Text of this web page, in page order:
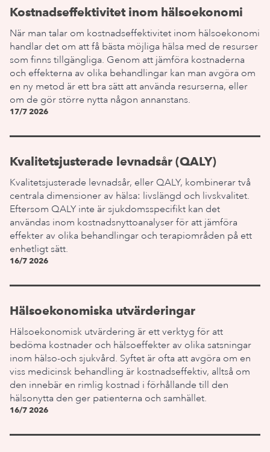
Kostnadseffektivitet inom hälsoekonomi
När man talar om kostnadseffektivitet inom hälsoekonomi
handlar det om att få bästa möjliga hälsa med de resurser
som finns tillgängliga. Genom att jämföra kostnaderna
och effekterna av olika behandlingar kan man avgöra om
en ny metod är ett bra sätt att använda resurserna, eller
om de gör större nytta någon annanstans.
17/7 2026
Kvalitetsjusterade levnadsår (QALY)
Kvalitetsjusterade levnadsår, eller QALY, kombinerar två
centrala dimensioner av hälsa: livslängd och livskvalitet.
Eftersom QALY inte är sjukdomsspecifikt kan det
användas inom kostnadsnyttoanalyser för att jämföra
effekter av olika behandlingar och terapiområden på ett
enhetligt sätt.
16/7 2026
Hälsoekonomiska utvärderingar
Hälsoekonomisk utvärdering är ett verktyg för att
bedöma kostnader och hälsoeffekter av olika satsningar
inom hälso-och sjukvård. Syftet är ofta att avgöra om en
viss medicinsk behandling är kostnadseffektiv, alltså om
den innebär en rimlig kostnad i förhållande till den
hälsonytta den ger patienterna och samhället.
16/7 2026